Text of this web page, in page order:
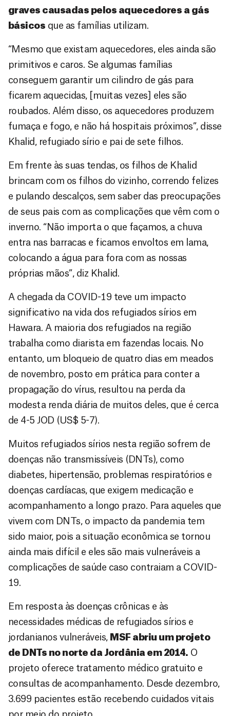
graves causadas pelos aquecedores a gás
básicos que as famílias utilizam.
“Mesmo que existam aquecedores, eles ainda são
primitivos e caros. Se algumas famílias
conseguem garantir um cilindro de gás para
ficarem aquecidas, [muitas vezes] eles são
roubados. Além disso, os aquecedores produzem
fumaça e fogo, e não há hospitais próximos”, disse
Khalid, refugiado sírio e pai de sete filhos.
Em frente às suas tendas, os filhos de Khalid
brincam com os filhos do vizinho, correndo felizes
e pulando descalços, sem saber das preocupações
de seus pais com as complicações que vêm com o
inverno. “Não importa o que façamos, a chuva
entra nas barracas e ficamos envoltos em lama,
colocando a água para fora com as nossas
próprias mãos”, diz Khalid.
A chegada da COVID-19 teve um impacto
significativo na vida dos refugiados sírios em
Hawara. A maioria dos refugiados na região
trabalha como diarista em fazendas locais. No
entanto, um bloqueio de quatro dias em meados
de novembro, posto em prática para conter a
propagação do vírus, resultou na perda da
modesta renda diária de muitos deles, que é cerca
de 4-5 JOD (US$ 5-7).
Muitos refugiados sírios nesta região sofrem de
doenças não transmissíveis (DNTs), como
diabetes, hipertensão, problemas respiratórios e
doenças cardíacas, que exigem medicação e
acompanhamento a longo prazo. Para aqueles que
vivem com DNTs, o impacto da pandemia tem
sido maior, pois a situação econômica se tornou
ainda mais difícil e eles são mais vulneráveis a
complicações de saúde caso contraiam a COVID-
19.
Em resposta às doenças crônicas e às
necessidades médicas de refugiados sírios e
jordanianos vulneráveis,
MSF abriu um projeto
de DNTs no norte da Jordânia em 2014. O
projeto oferece tratamento médico gratuito e
consultas de acompanhamento. Desde dezembro,
3.699 pacientes estão recebendo cuidados vitais